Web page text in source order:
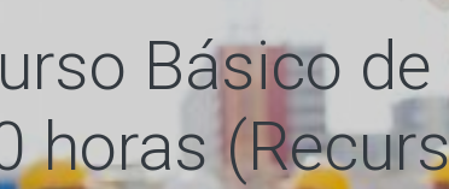
Básico
horas